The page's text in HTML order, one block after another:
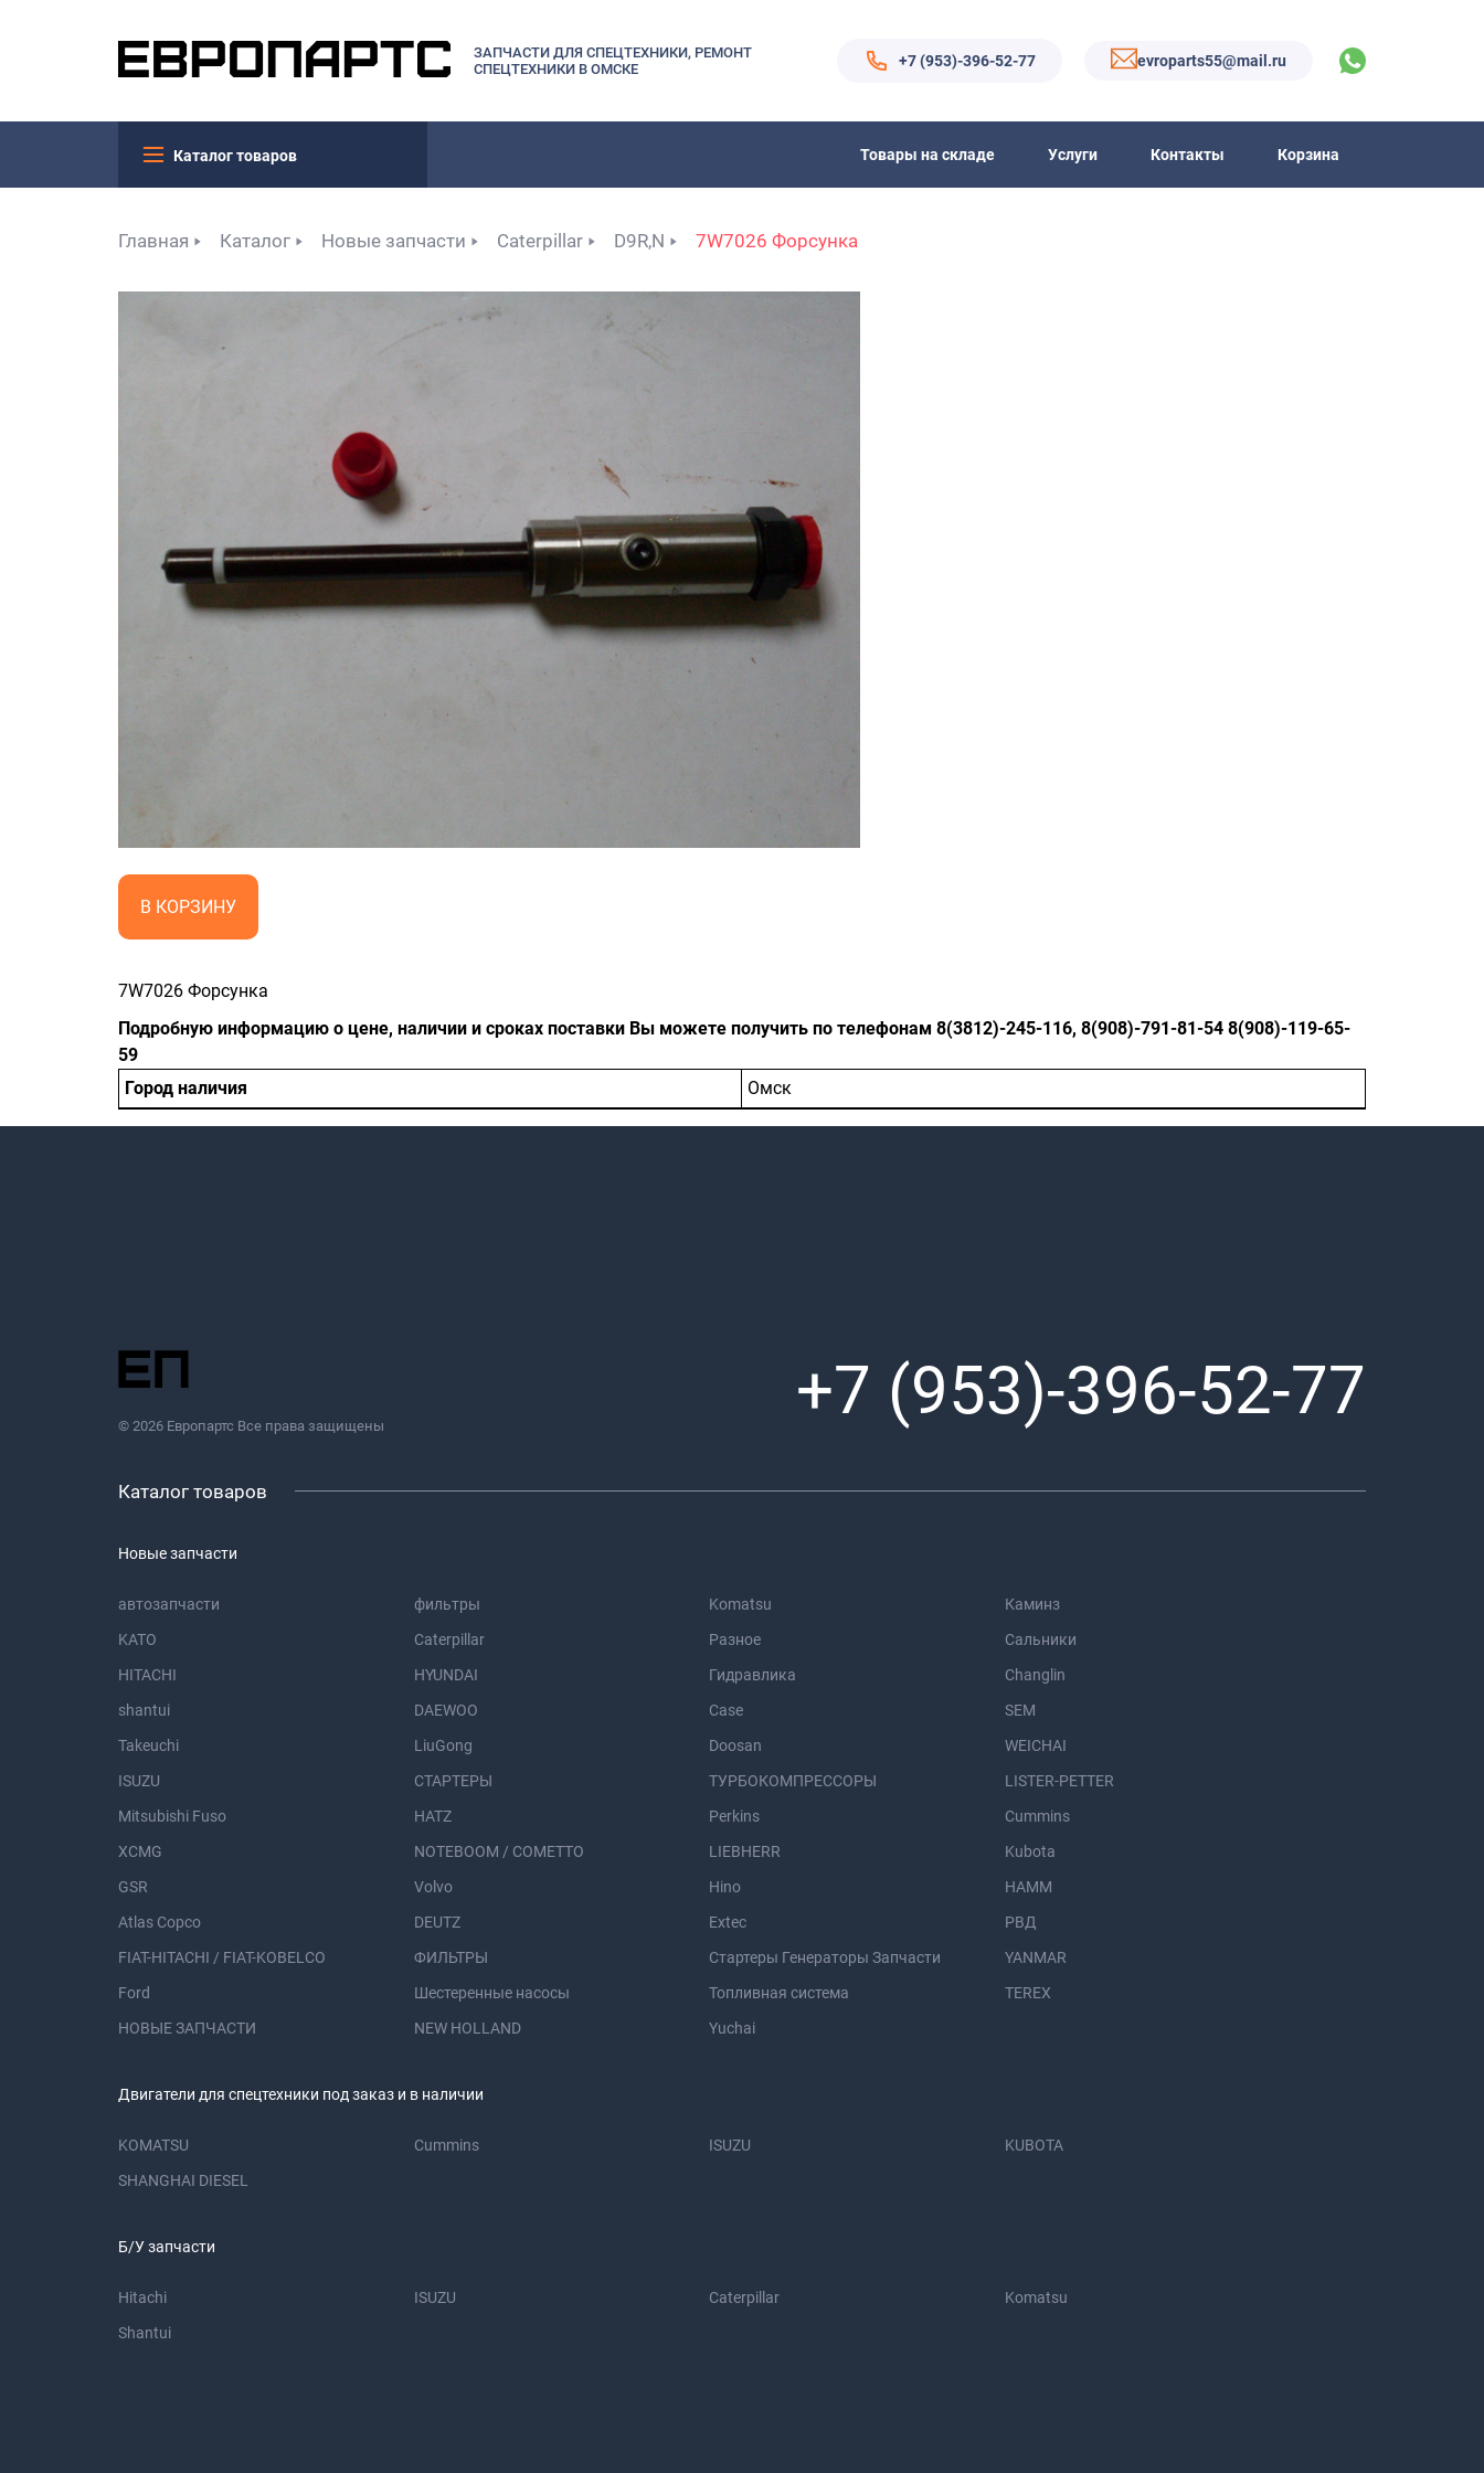
ЗАПЧАСТИ ДЛЯ СПЕЦТЕХНИКИ, РЕМОНТ
СПЕЦТЕХНИКИ В ОМСКЕ
+7 (953)-396-52-77 evroparts55@mail.ru
Каталог товаров Товары на складе Услуги Контакты Корзина
Главная Каталог Новые запчасти Caterpillar D9R,N 7W7026 Форсунка
В КОРЗИНУ
7W7026 Форсунка
Подробную информацию о цене, наличии и сроках поставки Вы можете получить по телефонам 8(3812)-245-116, 8(908)-791-81-54 8(908)-119-65-
59
Город наличия
Омск
© 2026 Европартс Все права защищены +7 (953)-396-52-77
Каталог товаров
Новые запчасти
автозапчасти фильтры Komatsu
Каминз
KATO
Caterpillar Разное
Сальники
HITACHI
HYUNDAI Гидравлика
Changlin
shantui
DAEWOO Case
SEM
Takeuchi
LiuGong Doosan
WEICHAI
ISUZU
СТАРТЕРЫ ТУРБОКОМПРЕССОРЫ
LISTER-PETTER
Mitsubishi Fuso
HATZ Perkins
Cummins
XCMG
NOTEBOOM / COMETTO LIEBHERR
Kubota
GSR
Volvo Hino
HAMM
Atlas Copco
DEUTZ Extec
РВД
FIAT-HITACHI / FIAT-KOBELCO
ФИЛЬТРЫ Стартеры Генераторы Запчасти
YANMAR
Ford
Шестеренные насосы Топливная система
TEREX
НОВЫЕ ЗАПЧАСТИ
NEW HOLLAND Yuchai
Двигатели для спецтехники под заказ и в наличии
KOMATSU Cummins ISUZU
KUBOTA
SHANGHAI DIESEL
Б/У запчасти
Hitachi ISUZU Caterpillar
Komatsu
Shantui